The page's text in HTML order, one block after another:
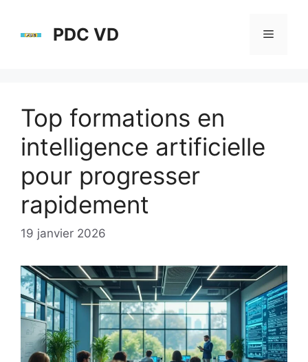
PDC VD Menu
Top formations en
intelligence artificielle
pour progresser
rapidement
19 janvier 2026